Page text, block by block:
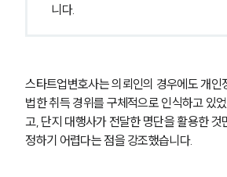
니다.
스타트업변호사는 의뢰인의 경우에도 개인
법한 취득 경위를 구체적으로 인식하고 있
고, 단지 대행사가 전달한 명단을 활용한 것
정하기 어렵다는 점을 강조했습니다.